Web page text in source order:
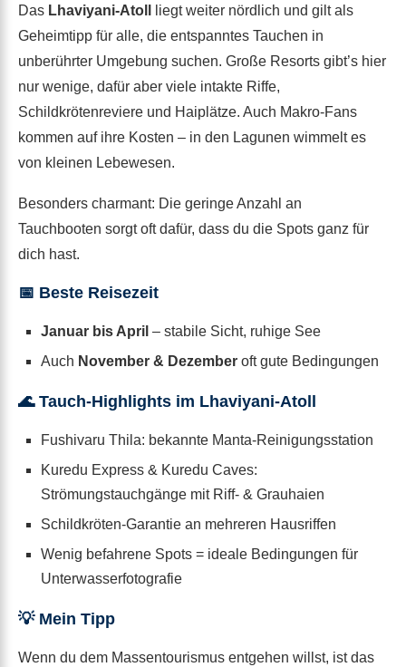
Das Lhaviyani-Atoll
liegt weiter nördlich und gilt als
Geheimtipp für alle, die entspanntes Tauchen in
unberührter Umgebung suchen. Große Resorts gibt’s hier
nur wenige, dafür aber viele intakte Riffe,
Schildkrötenreviere und Haiplätze. Auch Makro-Fans
kommen auf ihre Kosten – in den Lagunen wimmelt es
von kleinen Lebewesen.
Besonders charmant: Die geringe Anzahl an
Tauchbooten sorgt oft dafür, dass du die Spots ganz für
dich hast.
📅 Beste Reisezeit
Januar bis April – stabile Sicht, ruhige See
Auch November & Dezember oft gute Bedingungen
🌊 Tauch-Highlights im Lhaviyani-Atoll
Fushivaru Thila: bekannte Manta-Reinigungsstation
Kuredu Express & Kuredu Caves:
Strömungstauchgänge mit Riff- & Grauhaien
Schildkröten-Garantie an mehreren Hausriffen
Wenig befahrene Spots = ideale Bedingungen für
Unterwasserfotografie
💡 Mein Tipp
Wenn du dem Massentourismus entgehen willst, ist das